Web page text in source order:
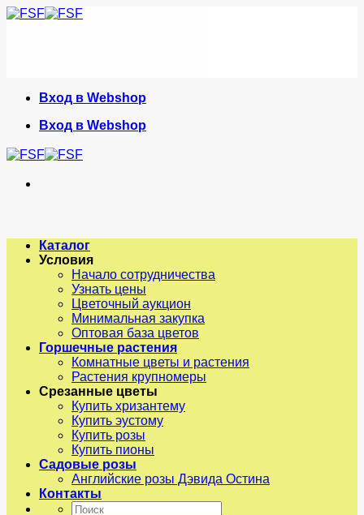
Skip
Вход в Webshop
Вход в Webshop
Каталог
Условия
Начало сотрудничества
Узнать цены
Цветочный аукцион
Минимальная закупка
Оптовая база цветов
Горшечные растения
Комнатные цветы и растения
Растения крупномеры
Срезанные цветы
Купить хризантему
Купить эустому
Купить розы
Купить пионы
Садовые розы
Английские розы Дэвида Остина
Контакты
Искать: